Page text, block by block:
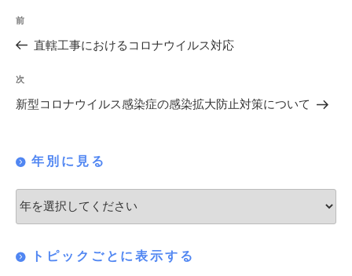
投
稿
シ
ョ
ン
過
去
投
稿
前
直轄工事におけるコロナウイルス対応
次
の
次
新型コロナウイルス感染症の感染拡大防止対策について
年別に見る
トピックごとに表示する